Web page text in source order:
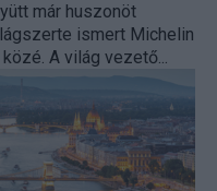
már huszonöt
ismert Michelin
A világ vezető...